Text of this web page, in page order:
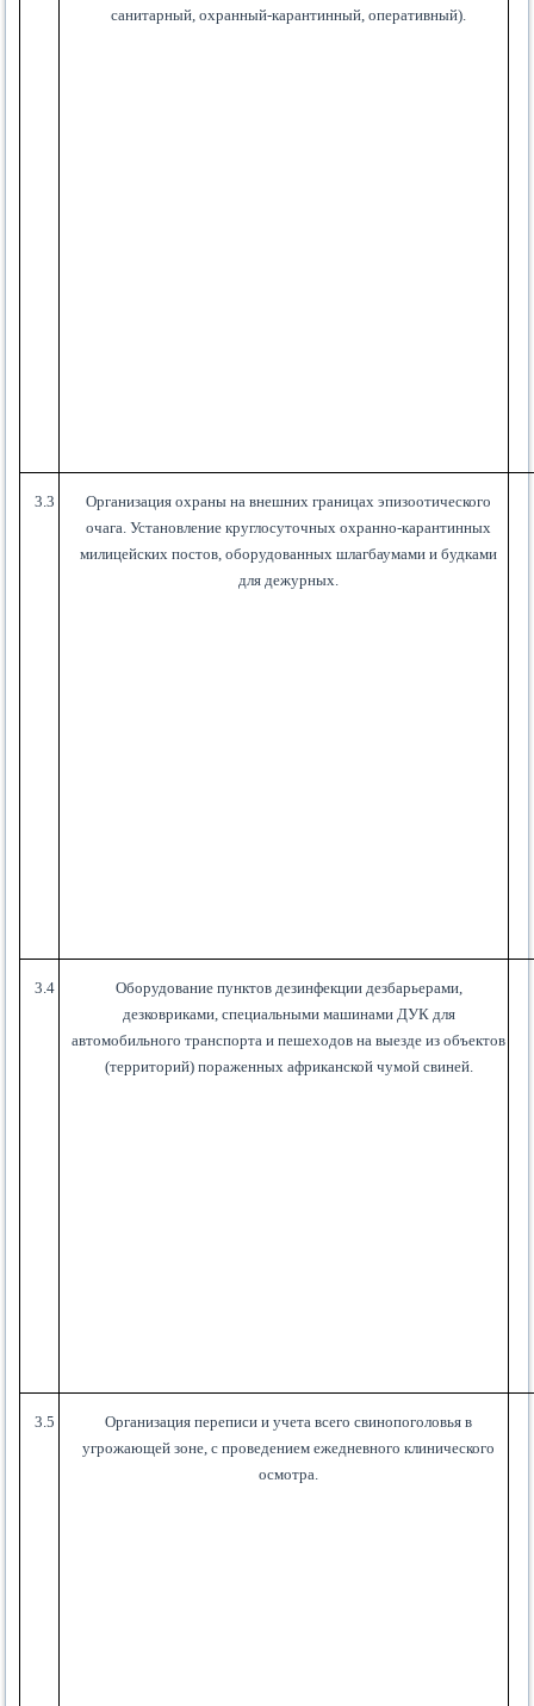
санитарный, охранный-карантинный, оперативный).
3.3
Организация охраны на внешних границах эпизоотического
очага. Установление круглосуточных охранно-карантинных
милицейских постов, оборудованных шлагбаумами и будками
для дежурных.
3.4
Оборудование пунктов дезинфекции дезбарьерами,
дезковриками, специальными машинами ДУК для
автомобильного транспорта и пешеходов на выезде из объектов
(территорий) пораженных африканской чумой свиней.
3.5
Организация переписи и учета всего свинопоголовья в
угрожающей зоне, с проведением ежедневного клинического
осмотра.